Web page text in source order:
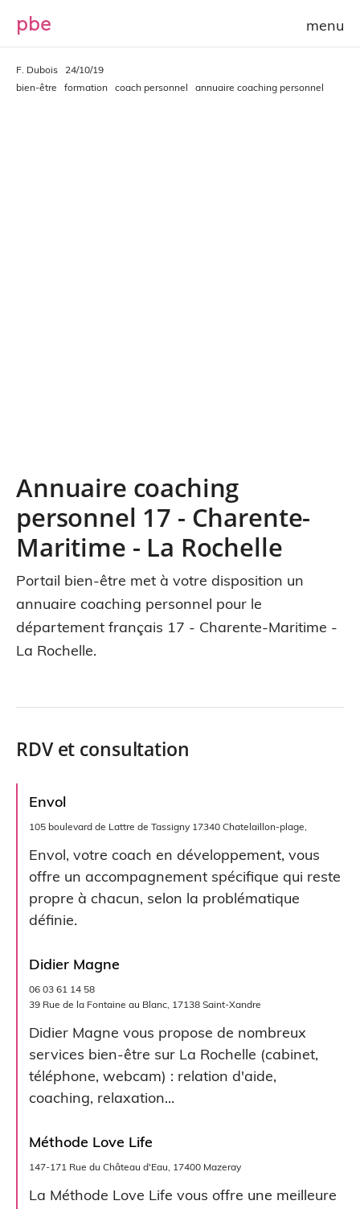
pbe
F. Dubois
24/10/19
bien-être
formation coach personnel annuaire coaching personnel
Annuaire coaching
personnel 17 - Charente-
Maritime - La Rochelle
Portail bien-être met à votre disposition un
annuaire coaching personnel pour le
département français 17 - Charente-Maritime -
La Rochelle.
RDV et consultation
Envol
105 boulevard de Lattre de Tassigny 17340 Chatelaillon-plage,
Envol, votre coach en développement, vous
offre un accompagnement spécifique qui reste
propre à chacun, selon la problématique
définie.
Didier Magne
06 03 61 14 58
39 Rue de la Fontaine au Blanc, 17138 Saint-Xandre
Didier Magne vous propose de nombreux
services bien-être sur La Rochelle (cabinet,
téléphone, webcam) : relation d'aide,
coaching, relaxation...
Méthode Love Life
147-171 Rue du Château d'Eau, 17400 Mazeray
La Méthode Love Life vous offre une meilleure